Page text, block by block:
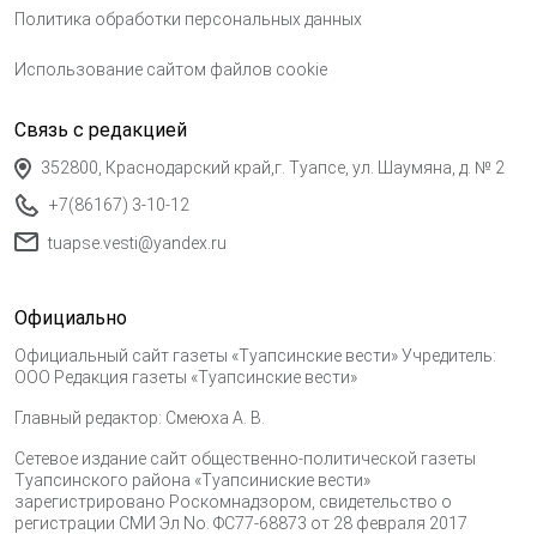
Политика обработки персональных данных
Использование сайтом файлов cookie
Связь с редакцией
352800, Краснодарский край,г. Туапсе, ул. Шаумяна, д. № 2
+7(86167) 3-10-12
tuapse.vesti@yandex.ru
Официально
Официальный сайт газеты «Туапсинские вести» Учредитель:
ООО Редакция газеты «Туапсинские вести»
Главный редактор: Смеюха А. В.
Сетевое издание сайт общественно-политической газеты
Туапсинского района «Туапсиниские вести»
зарегистрировано Роскомнадзором, свидетельство о
регистрации СМИ Эл No. ФС77-68873 от 28 февраля 2017